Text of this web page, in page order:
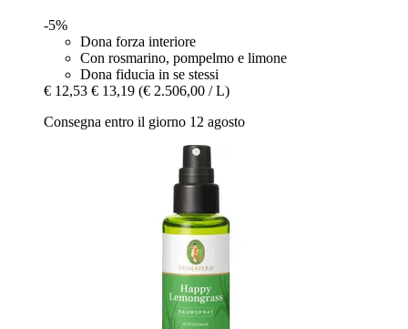
-5%
Dona forza interiore
Con rosmarino, pompelmo e limone
Dona fiducia in se stessi
€ 12,53 € 13,19 (€ 2.506,00 / L)
Consegna entro il giorno 12 agosto